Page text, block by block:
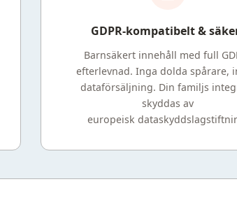
GDPR-kompatibelt &
Barnsäkert innehåll med full
efterlevnad. Inga dolda spårare,
dataförsäljning. Din familjs
skyddas av
europeisk